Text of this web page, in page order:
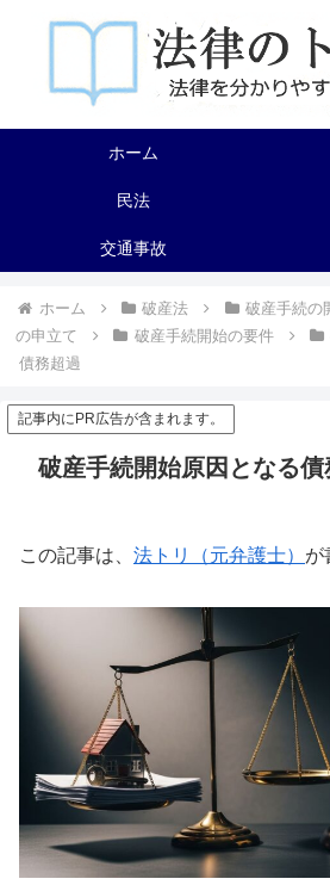
ホーム
民法
交通事故
ホーム 破産法 破産手続の
の申立て
破産手続開始の要件
債務超過
記事内にPR広告が含まれます。
破産手続開始原因となる債
この記事は、 法トリ（元弁護士） が